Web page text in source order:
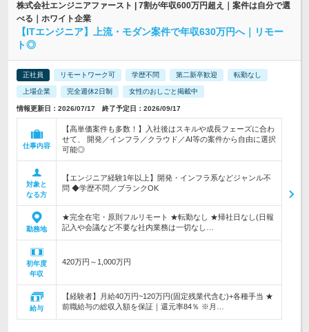
株式会社エンジニアファースト | 7割が年収600万円超え｜案件は自分で選
べる｜ホワイト企業
【ITエンジニア】上流・モダン案件で年収630万円へ｜リモー
ト◎
正社員 リモートワーク可 学歴不問 第二新卒歓迎 転勤なし
上場企業 完全週休2日制 女性のおしごと掲載中
情報更新日：2026/07/17 終了予定日：2026/09/17
仕事内容
【高単価案件も多数！】入社後はスキルや成長フェーズに合わ
せて、 開発／インフラ／クラウド／AI等の案件から自由に選択
可能◎
対象と
なる方
【エンジニア経験1年以上】開発・インフラ系などジャンル不
問 ◆学歴不問／ブランクOK
勤務地
★完全在宅・原則フルリモート ★転勤なし ★帰社日なし(日報
記入や会議など不要な社内業務は一切なし…
初年度
年収
420万円～1,000万円
給与
【経験者】月給40万円~120万円(固定残業代含む)+各種手当 ★
前職給与の総収入額を保証｜還元率84％ ※月…